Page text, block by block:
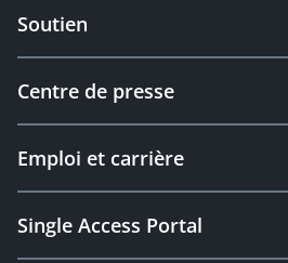
Soutien
Centre de presse
Emploi et carrière
Single Access Portal